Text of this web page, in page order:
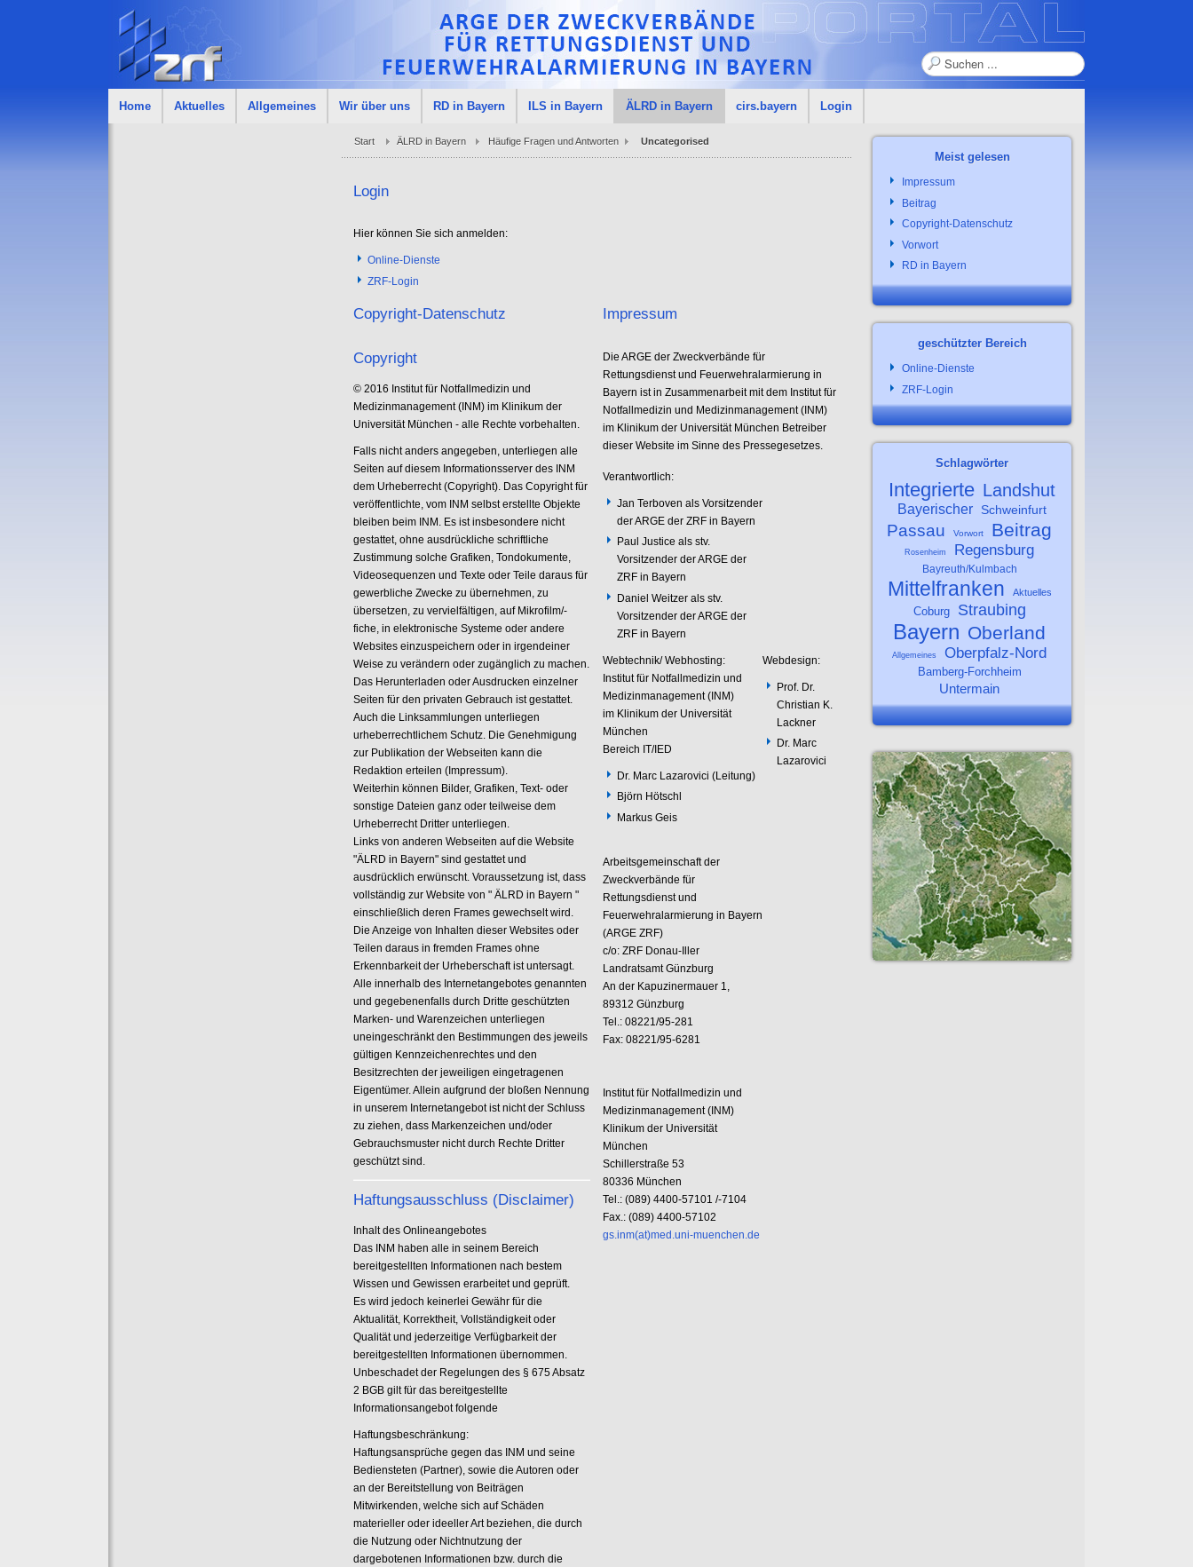
Suchen
Home Aktuelles Allgemeines Wir über uns RD in Bayern ILS in Bayern ÄLRD in Bayern cirs.bayern Login
Start ÄLRD in Bayern Häufige Fragen und Antworten Uncategorised
Login
Hier können Sie sich anmelden:
Online-Dienste
ZRF-Login
Copyright-Datenschutz
Copyright
© 2016 Institut für Notfallmedizin und
Medizinmanagement (INM) im Klinikum der
Universität München - alle Rechte vorbehalten.
Falls nicht anders angegeben, unterliegen alle
Seiten auf diesem Informationsserver des INM
dem Urheberrecht (Copyright). Das Copyright für
veröffentlichte, vom INM selbst erstellte Objekte
bleiben beim INM. Es ist insbesondere nicht
gestattet, ohne ausdrückliche schriftliche
Zustimmung solche Grafiken, Tondokumente,
Videosequenzen und Texte oder Teile daraus für
gewerbliche Zwecke zu übernehmen, zu
übersetzen, zu vervielfältigen, auf Mikrofilm/-
fiche, in elektronische Systeme oder andere
Websites einzuspeichern oder in irgendeiner
Weise zu verändern oder zugänglich zu machen.
Das Herunterladen oder Ausdrucken einzelner
Seiten für den privaten Gebrauch ist gestattet.
Auch die Linksammlungen unterliegen
urheberrechtlichem Schutz. Die Genehmigung
zur Publikation der Webseiten kann die
Redaktion erteilen (Impressum).
Weiterhin können Bilder, Grafiken, Text- oder
sonstige Dateien ganz oder teilweise dem
Urheberrecht Dritter unterliegen.
Links von anderen Webseiten auf die Website
"ÄLRD in Bayern" sind gestattet und
ausdrücklich erwünscht. Voraussetzung ist, dass
vollständig zur Website von " ÄLRD in Bayern "
einschließlich deren Frames gewechselt wird.
Die Anzeige von Inhalten dieser Websites oder
Teilen daraus in fremden Frames ohne
Erkennbarkeit der Urheberschaft ist untersagt.
Alle innerhalb des Internetangebotes genannten
und gegebenenfalls durch Dritte geschützten
Marken- und Warenzeichen unterliegen
uneingeschränkt den Bestimmungen des jeweils
gültigen Kennzeichenrechtes und den
Besitzrechten der jeweiligen eingetragenen
Eigentümer. Allein aufgrund der bloßen Nennung
in unserem Internetangebot ist nicht der Schluss
zu ziehen, dass Markenzeichen und/oder
Gebrauchsmuster nicht durch Rechte Dritter
geschützt sind.
Haftungsausschluss (Disclaimer)
Inhalt des Onlineangebotes
Das INM haben alle in seinem Bereich
bereitgestellten Informationen nach bestem
Wissen und Gewissen erarbeitet und geprüft.
Es wird jedoch keinerlei Gewähr für die
Aktualität, Korrektheit, Vollständigkeit oder
Qualität und jederzeitige Verfügbarkeit der
bereitgestellten Informationen übernommen.
Unbeschadet der Regelungen des § 675 Absatz
2 BGB gilt für das bereitgestellte
Informationsangebot folgende
Haftungsbeschränkung:
Haftungsansprüche gegen das INM und seine
Bediensteten (Partner), sowie die Autoren oder
an der Bereitstellung von Beiträgen
Mitwirkenden, welche sich auf Schäden
materieller oder ideeller Art beziehen, die durch
die Nutzung oder Nichtnutzung der
dargebotenen Informationen bzw. durch die
Impressum
Die ARGE der Zweckverbände für
Rettungsdienst und Feuerwehralarmierung in
Bayern ist in Zusammenarbeit mit dem Institut für
Notfallmedizin und Medizinmanagement (INM)
im Klinikum der Universität München Betreiber
dieser Website im Sinne des Pressegesetzes.
Verantwortlich:
Jan Terboven als Vorsitzender
der ARGE der ZRF in Bayern
Paul Justice als stv.
Vorsitzender der ARGE der
ZRF in Bayern
Daniel Weitzer als stv.
Vorsitzender der ARGE der
ZRF in Bayern
Webtechnik/ Webhosting:
Institut für Notfallmedizin und
Medizinmanagement (INM)
im Klinikum der Universität
München
Bereich IT/IED
Dr. Marc Lazarovici (Leitung)
Björn Hötschl
Markus Geis
Webdesign:
Prof. Dr.
Christian K.
Lackner
Dr. Marc
Lazarovici
Arbeitsgemeinschaft der
Zweckverbände für
Rettungsdienst und
Feuerwehralarmierung in Bayern
(ARGE ZRF)
c/o: ZRF Donau-Iller
Landratsamt Günzburg
An der Kapuzinermauer 1,
89312 Günzburg
Tel.: 08221/95-281
Fax: 08221/95-6281
Institut für Notfallmedizin und
Medizinmanagement (INM)
Klinikum der Universität
München
Schillerstraße 53
80336 München
Tel.: (089) 4400-57101 /-7104
Fax.: (089) 4400-57102
gs.inm(at)med.uni-muenchen.de
Meist gelesen
Impressum
Beitrag
Copyright-Datenschutz
Vorwort
RD in Bayern
geschützter Bereich
Online-Dienste
ZRF-Login
Schlagwörter
Integrierte Landshut
Bayerischer Schweinfurt
Passau Vorwort Beitrag
Rosenheim Regensburg
Bayreuth/Kulmbach
Mittelfranken Aktuelles
Coburg Straubing
Bayern Oberland
Allgemeines Oberpfalz-Nord
Bamberg-Forchheim
Untermain